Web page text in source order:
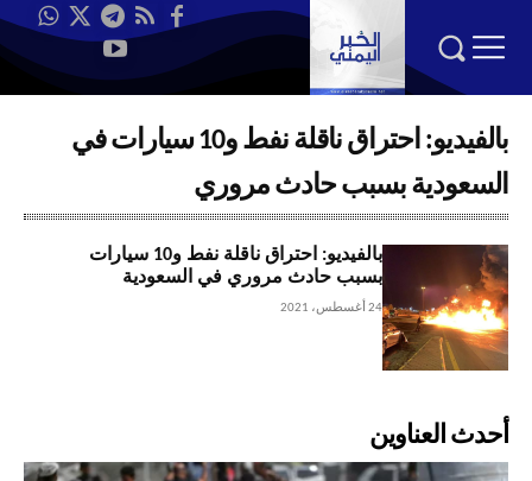
بالفيديو: احتراق ناقلة نفط و10 سيارات في
السعودية بسبب حادث مروري
بالفيديو: احتراق ناقلة نفط و10 سيارات
بسبب حادث مروري في السعودية
24 أغسطس، 2021
أحدث العناوين